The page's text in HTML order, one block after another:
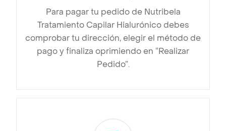
Para pagar tu pedido de Nutribela
Tratamiento Capilar Hialurónico debes
comprobar tu dirección, elegir el método de
pago y finaliza oprimiendo en “Realizar
Pedido”.